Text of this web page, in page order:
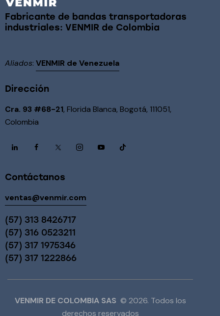
Fabricante de bandas transportadoras
industriales: VENMIR de Colombia
Aliados: VENMIR de Venezuela
Dirección
Cra. 93 #68-21, Florida Blanca, Bogotá, 111051,
Colombia
Contáctanos
ventas@venmir.com
(57) 313 8426717
(57) 316 0523211
(57) 317 1975346
(57) 317 1222866
VENMIR DE COLOMBIA SAS © 2026. Todos los
derechos reservados